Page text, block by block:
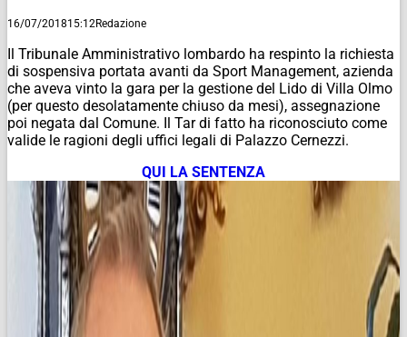
16/07/201815:12Redazione
Il Tribunale Amministrativo lombardo ha respinto la richiesta
di sospensiva portata avanti da Sport Management, azienda
che aveva vinto la gara per la gestione del Lido di Villa Olmo
(per questo desolatamente chiuso da mesi), assegnazione
poi negata dal Comune. Il Tar di fatto ha riconosciuto come
valide le ragioni degli uffici legali di Palazzo Cernezzi.
QUI LA SENTENZA